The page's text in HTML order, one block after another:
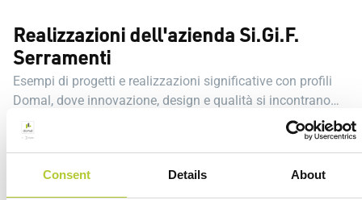
Consent Details About
Realizzazioni dell'azienda Si.Gi.F.
Serramenti
Esempi di progetti e realizzazioni significative con profili
Domal, dove innovazione, design e qualità si incontrano
per creare soluzioni su misura.
Realizzazione a Settimo Torinese (TO) -